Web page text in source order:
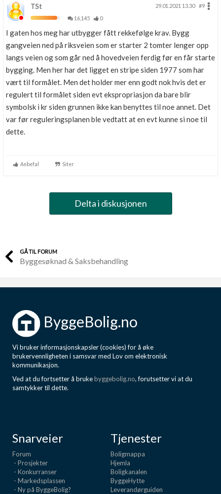
TSt 29.01.2021 13.30
#9
16,145
0
I gaten hos meg har utbygger fått rekkefølge krav. Bygg
gangveien ned på riksveien som er starter 2 tomter lenger opp
langs veien og som går ned å hovedveien ferdig før en får starte
bygging. Men her har det ligget en stripe siden 1977 som har
vært til formålet. Men det holder mer enn godt nok hvis det er
regulert til formålet siden evt ekspropriasjon da bare blir
symbolsk i kr siden grunnen ikke kan benyttes til noe annet. Det
var før reguleringsplanen ble vedtatt at en evt kunne si noe til
dette.
Anbefal Siter
Delta i diskusjonen
GÅ TIL FORUM
Byggesøknad & Saksbehandling
ByggeBolig.no
Vi bruker informasjonskapsler (cookies) for å øke
brukervennligheten i samsvar med Lov om elektronisk
kommunikasjon.
Ved at du fortsetter å brukebyggebolig.no, forutsetter vi at du
samtykker til dette.
Snarveier
Forum
- Prosjekter
- Konkurranser
- Markedsplassen
- Ny på ByggeBolig?
Tjenester
Boligmappa
Hjemla
Boligkanalen
ByggeHytte
Leverandørguiden